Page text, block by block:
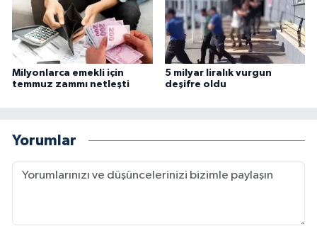
Milyonlarca emekli için
temmuz zammı netleşti
5 milyar liralık vurgun
deşifre oldu
Yorumlar